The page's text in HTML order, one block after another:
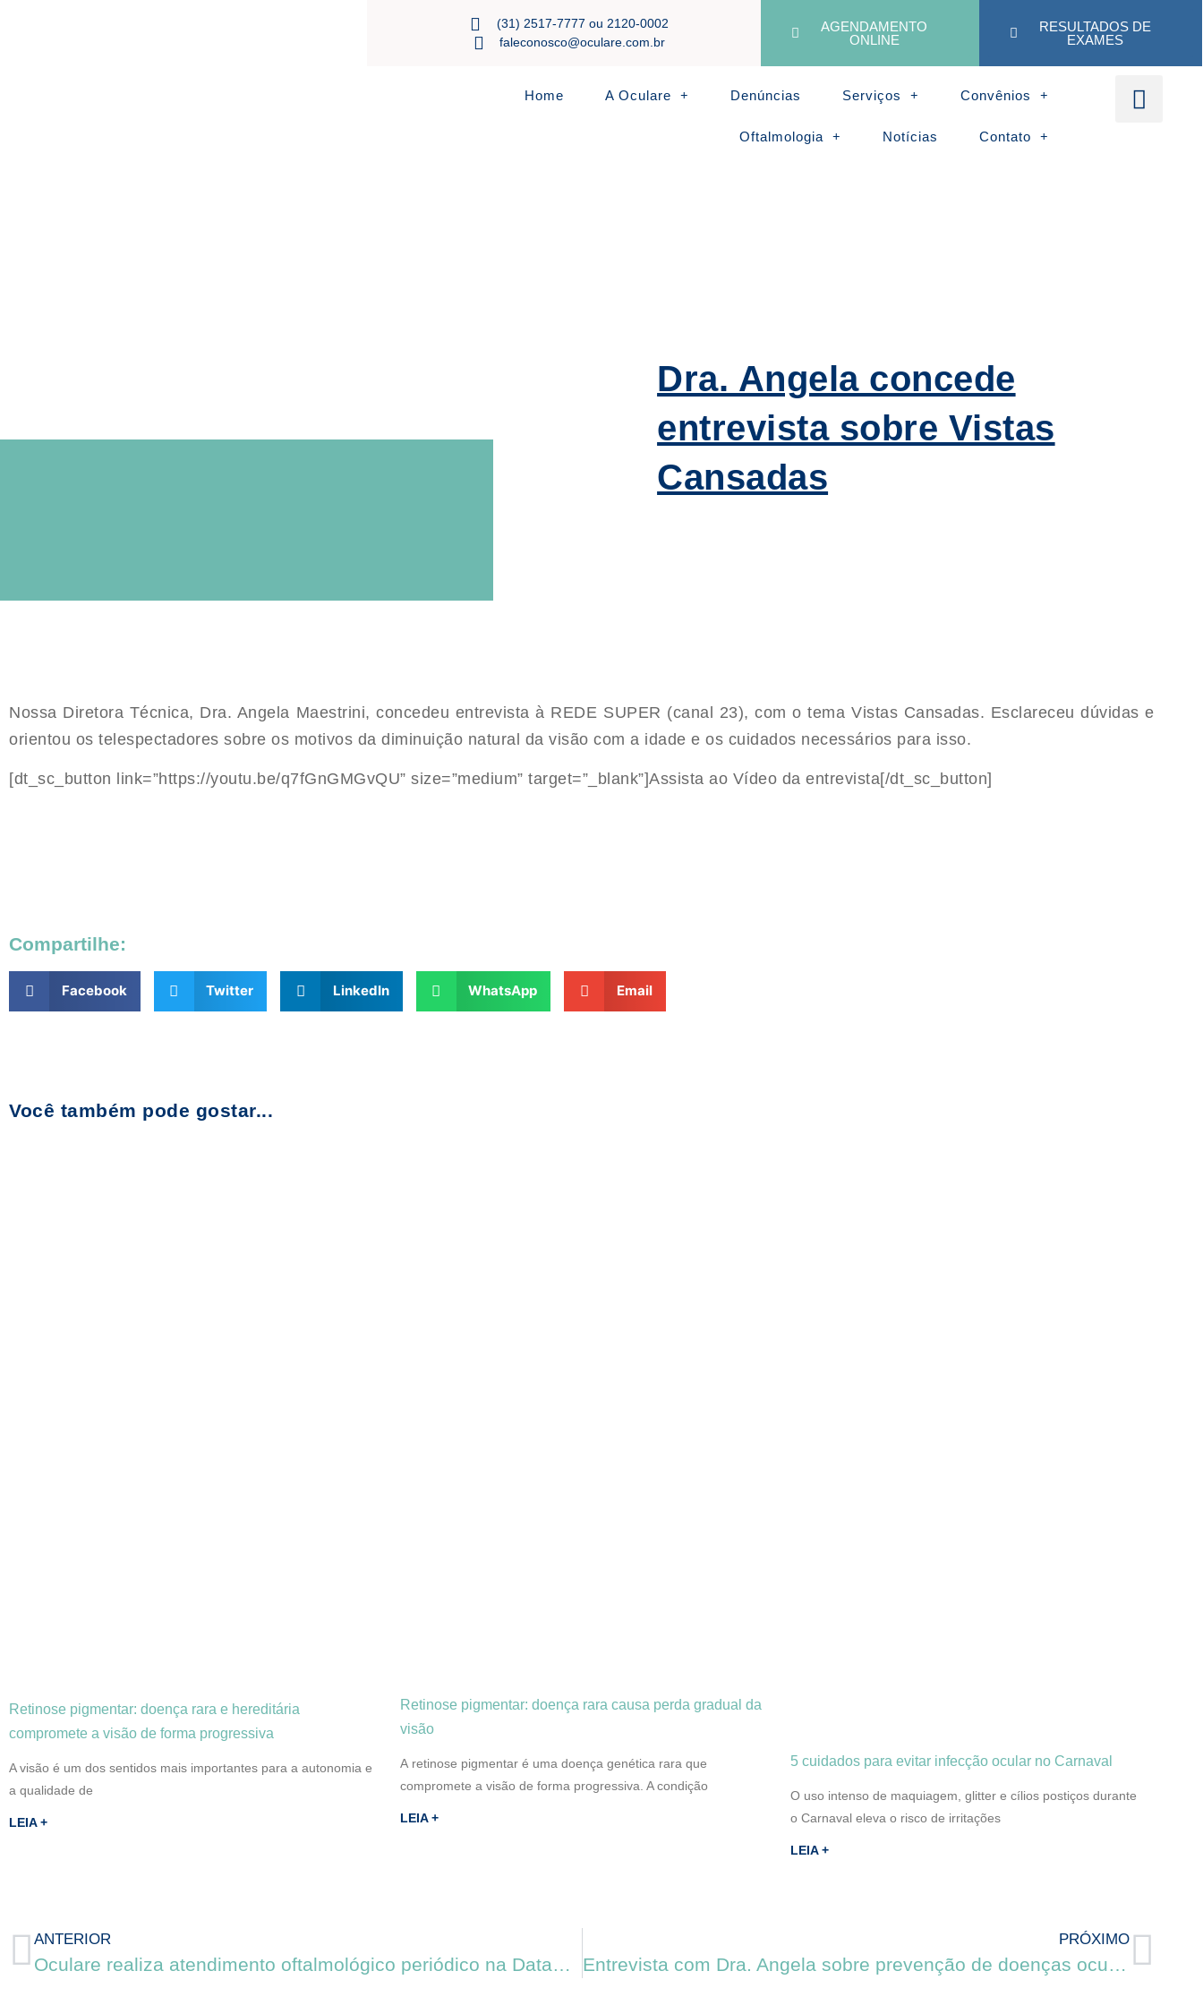
(31) 2517-7777 ou 2120-0002
faleconosco@oculare.com.br
AGENDAMENTO
ONLINE
RESULTADOS DE
EXAMES
Home A Oculare Denúncias Serviços Convênios
Oftalmologia Notícias Contato
Dra. Angela concede
entrevista sobre Vistas
Cansadas
Nossa Diretora Técnica, Dra. Angela Maestrini, concedeu entrevista à REDE SUPER (canal 23), com o tema Vistas Cansadas. Esclareceu dúvidas e
orientou os telespectadores sobre os motivos da diminuição natural da visão com a idade e os cuidados necessários para isso.
[dt_sc_button link=”https://youtu.be/q7fGnGMGvQU” size=”medium” target=”_blank”]Assista ao Vídeo da entrevista[/dt_sc_button]
Compartilhe:
Facebook Twitter LinkedIn WhatsApp Email
Você também pode gostar...
Retinose pigmentar: doença rara e hereditária
compromete a visão de forma progressiva
A visão é um dos sentidos mais importantes para a autonomia e
a qualidade de
LEIA +
Retinose pigmentar: doença rara causa perda gradual da
visão
A retinose pigmentar é uma doença genética rara que
compromete a visão de forma progressiva. A condição
LEIA +
5 cuidados para evitar infecção ocular no Carnaval
O uso intenso de maquiagem, glitter e cílios postiços durante
o Carnaval eleva o risco de irritações
LEIA +
ANTERIOR
Oculare realiza atendimento oftalmológico periódico na Dataprev
PRÓXIMO
Entrevista com Dra. Angela sobre prevenção de doenças oculares